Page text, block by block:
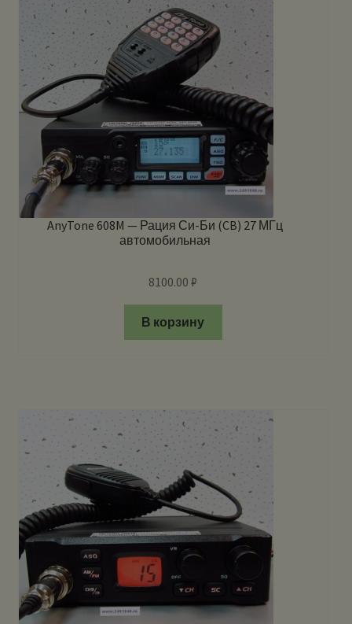
AnyTone 608M — Рация Си-Би (CB) 27 МГц
автомобильная
8100.00₽
В корзину